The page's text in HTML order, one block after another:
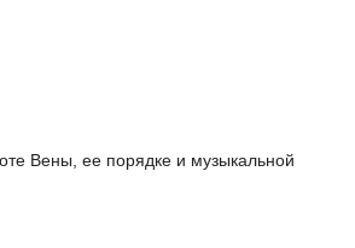
Вены, ее порядке и музыкальной